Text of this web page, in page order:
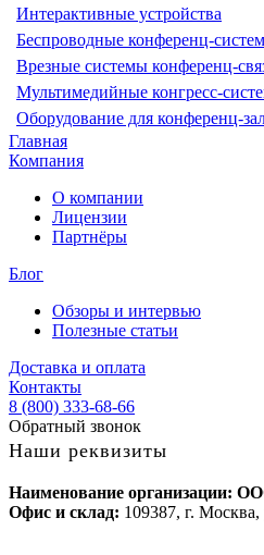
Интерактивные устройства
Беспроводные конференц-
Врезные системы конференц-
Мультимедийные конгресс-
Оборудование для конференц-
Главная
Компания
О компании
Лицензии
Партнёры
Блог
Обзоры и интервью
Полезные статьи
Доставка и оплата
Контакты
8 (800) 333-68-66
Обратный звонок
Наши реквизиты
Наименование организации:
Офис и склад: 109387, г.